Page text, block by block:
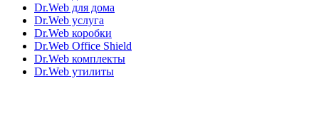
Dr.Web для дома
Dr.Web услуга
Dr.Web коробки
Dr.Web Office Shield
Dr.Web комплекты
Dr.Web утилиты